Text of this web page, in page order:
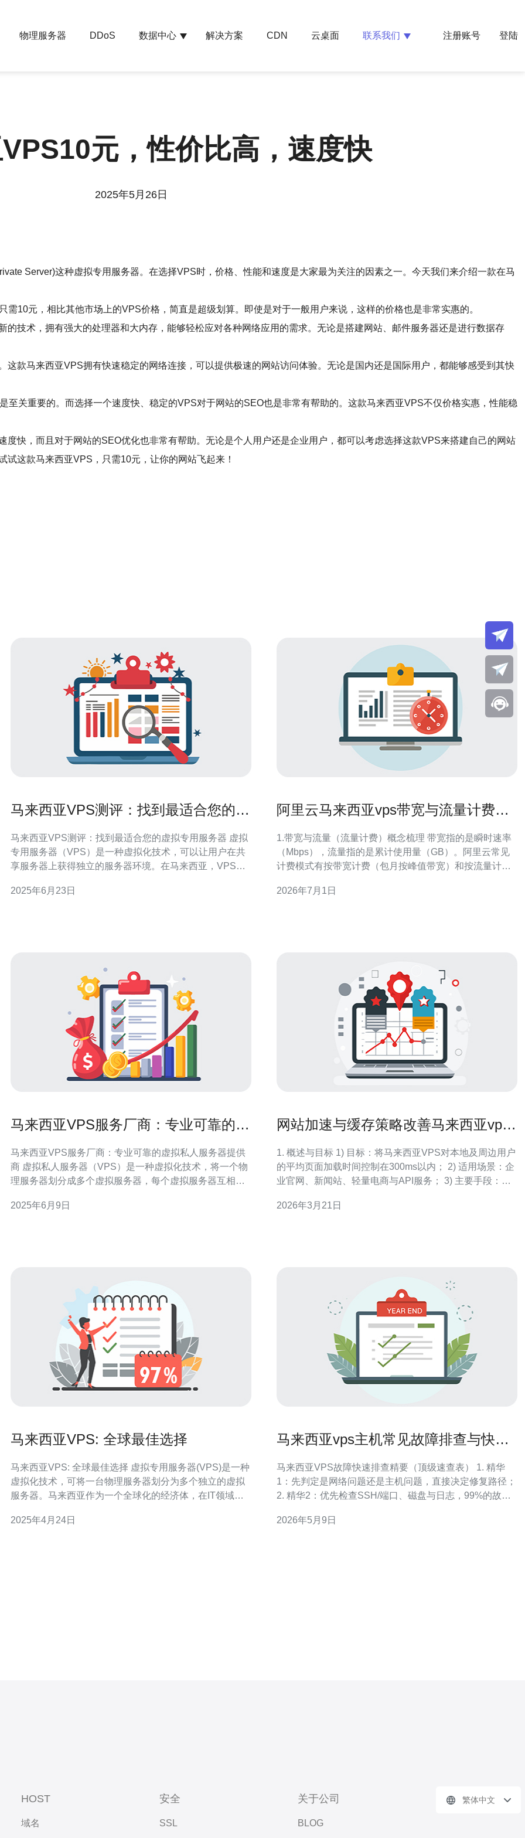
物理服务器 DDoS 数据中心 解决方案 CDN 云桌面 联系我们 注册账号 登陆
元，性价比高，速度快
2025年5月26日
Server)这种虚拟专用服务器。在选择VPS时，价格、性能和速度是大家最为关注的因素之一。今天我们来介绍一款在马
10元，相比其他市场上的VPS价格，简直是超级划算。即使是对于一般用户来说，这样的价格也是非常实惠的。
技术，拥有强大的处理器和大内存，能够轻松应对各种网络应用的需求。无论是搭建网站、邮件服务器还是进行数据存
款马来西亚VPS拥有快速稳定的网络连接，可以提供极速的网站访问体验。无论是国内还是国际用户，都能够感受到其快
至关重要的。而选择一个速度快、稳定的VPS对于网站的SEO也是非常有帮助的。这款马来西亚VPS不仅价格实惠，性能稳
快，而且对于网站的SEO优化也非常有帮助。无论是个人用户还是企业用户，都可以考虑选择这款VPS来搭建自己的网站
这款马来西亚VPS，只需10元，让你的网站飞起来！
马来西亚VPS测评：找到最适合您的虚
马来西亚VPS测评：找到最适合您的虚拟专用服务器 虚拟
专用服务器（VPS）是一种虚拟化技术，可以让用户在共
享服务器上获得独立的服务器环境。在马来西亚，VPS提
评，您将了解到不同VPS提供商的优劣势，帮助您做出明
2025年6月23日
阿里云马来西亚vps带宽与流量计费详
1.带宽与流量（流量计费）概念梳理 带宽指的是瞬时速率
（Mbps），流量指的是累计使用量（GB）。阿里云常见
计费模式有按带宽计费（包月按峰值带宽）和按流量计费
流量等。理解两者差别是合理选型的第一步。 2.先登录控
2026年7月1日
马来西亚VPS服务厂商：专业可靠的虚
马来西亚VPS服务厂商：专业可靠的虚拟私人服务器提供
商 虚拟私人服务器（VPS）是一种虚拟化技术，将一个物
理服务器划分成多个虚拟服务器，每个虚拟服务器互相独
代，VPS服务已经成为许多网站和应用程序的首选。 在马
2025年6月9日
网站加速与缓存策略改善马来西亚vps
1. 概述与目标 1) 目标：将马来西亚VPS对本地及周边用户
的平均页面加载时间控制在300ms以内； 2) 适用场景：企
业官网、新闻站、轻量电商与API服务； 3) 主要手段：网
库优化； 4) 关键指标：TTFB、首屏时间、完全加载时
2026年3月21日
马来西亚VPS: 全球最佳选择
马来西亚VPS: 全球最佳选择 虚拟专用服务器(VPS)是一种
虚拟化技术，可将一台物理服务器划分为多个独立的虚拟
服务器。马来西亚作为一个全球化的经济体，在IT领域取
性和安全性而被全球用户广泛选择。 马来西亚的VPS提供
2025年4月24日
马来西亚vps主机常见故障排查与快速
马来西亚VPS故障快速排查精要（顶级速查表） 1. 精华
1：先判定是网络问题还是主机问题，直接决定修复路径；
2. 精华2：优先检查SSH/端口、磁盘与日志，99%的故障
障，立即启动快照/备份并联系服务商，避免数据二次损
2026年5月9日
HOST
域名
安全
SSL
关于公司
BLOG
繁体中文